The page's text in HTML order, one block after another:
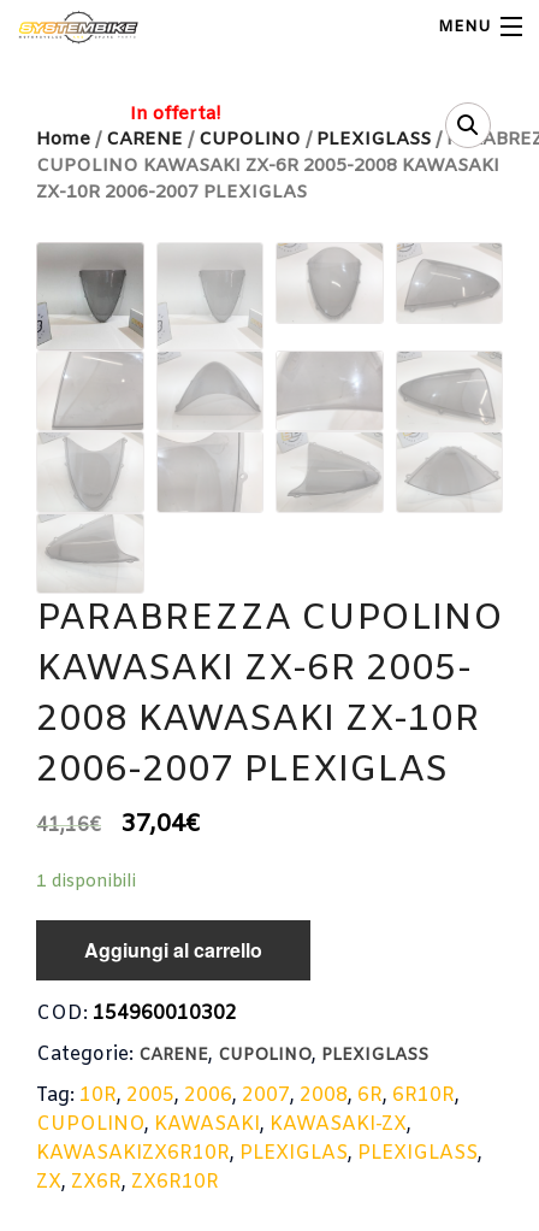
MENU
Home
Shop Ricambi
Note Generali
Carrello
Contatti
Home / CARENE / CUPOLINO / PLEXIGLASS /
CUPOLINO KAWASAKI ZX-6R 2005-2008 KAWASAKI
ZX-10R 2006-2007 PLEXIGLAS
In offerta!
PARABREZZA CUPOLINO
KAWASAKI ZX-6R 2005-
2008 KAWASAKI ZX-10R
2006-2007 PLEXIGLAS
41,16€ 37,04€
1 disponibili
Aggiungi al carrello
COD: 154960010302
Categorie: CARENE, CUPOLINO, PLEXIGLASS
Tag: 10R, 2005, 2006, 2007, 2008, 6R, 6R10R,
CUPOLINO, KAWASAKI, KAWASAKI-ZX,
KAWASAKIZX6R10R, PLEXIGLAS, PLEXIGLASS,
ZX, ZX6R, ZX6R10R